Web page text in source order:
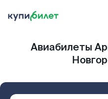
Авиабилеты